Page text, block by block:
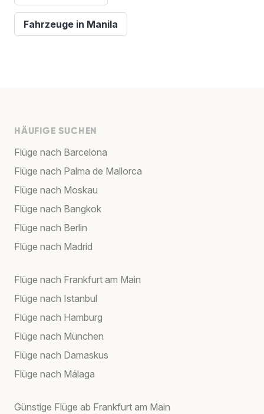
Fahrzeuge in Manila
HÄUFIGE SUCHEN
Flüge nach Barcelona
Flüge nach Palma de Mallorca
Flüge nach Moskau
Flüge nach Bangkok
Flüge nach Berlin
Flüge nach Madrid
Flüge nach Frankfurt am Main
Flüge nach Istanbul
Flüge nach Hamburg
Flüge nach München
Flüge nach Damaskus
Flüge nach Málaga
Günstige Flüge ab Frankfurt am Main